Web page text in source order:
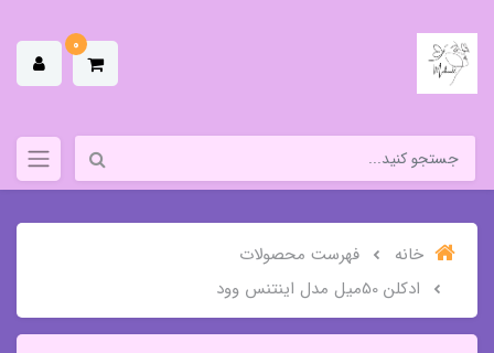
0
خانه
فهرست محصولات
ادکلن 50میل مدل اینتنس وود